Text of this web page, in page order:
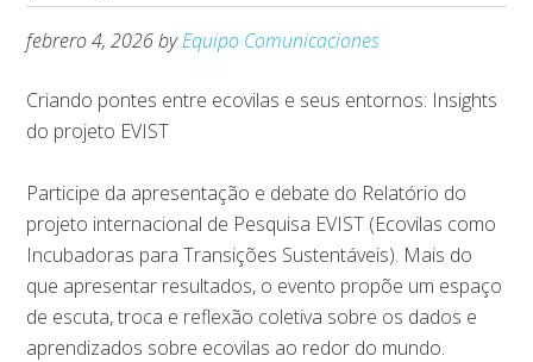
febrero 4, 2026byEquipo Comunicaciones
Criando pontes entre ecovilas e seus entornos: Insights
do projeto EVIST
Participe da apresentação e debate do Relatório do
projeto internacional de Pesquisa EVIST (Ecovilas como
Incubadoras para Transições Sustentáveis). Mais do
que apresentar resultados, o evento propõe um espaço
de escuta, troca e reflexão coletiva sobre os dados e
aprendizados sobre ecovilas ao redor do mundo.